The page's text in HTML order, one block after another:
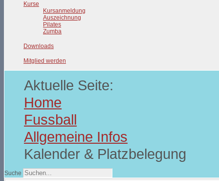
Kurse
Kursanmeldung
Auszeichnung
Pilates
Zumba
Downloads
Mitglied werden
Aktuelle Seite:
Home
Fussball
Allgemeine Infos
Kalender & Platzbelegung
Suche